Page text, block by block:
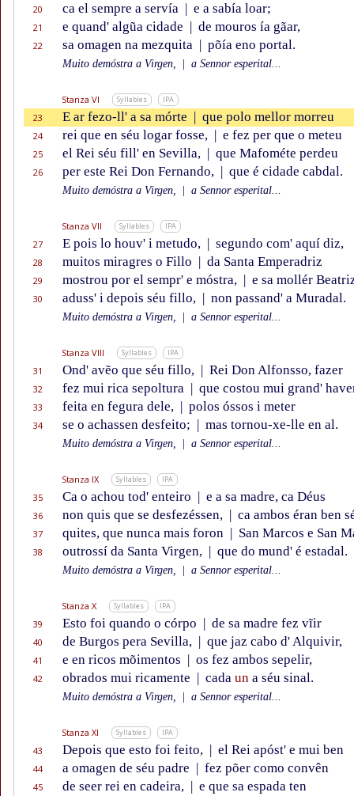
20 ca el sempre a servía | e a sabía loar;
21 e quand' algũa cidade | de mouros ía gãar,
22 sa omagen na mezquita | põía eno portal.
Muito demóstra a Virgen, a Sennor esperital...
Stanza VI Syllables IPA
23 E ar fezo-ll' a sa mórte | que polo mellor morreu
24 rei que en séu logar fosse, | e fez per que o meteu
25 el Rei séu fill' en Sevilla, | que Mafométe perdeu
26 per este Rei Don Fernando, | que é cidade cabdal.
Muito demóstra a Virgen, a Sennor esperital...
Stanza VII Syllables IPA
27 E pois lo houv' i metudo, | segundo com' aquí diz,
28 muitos miragres o Fillo | da Santa Emperadriz
29 mostrou por el sempr' e móstra, | e sa mollér
30 aduss' i depois séu fillo, | non passand' a Muradal.
Muito demóstra a Virgen, a Sennor esperital...
Stanza VIII Syllables IPA
31 Ond' avẽo que séu fillo, | Rei Don Alfonsso, fazer
32 fez mui rica sepoltura | que costou mui grand'
33 feita en fegura dele, | polos óssos i meter
34 se o achassen desfeito; | mas tornou-xe-lle en al.
Muito demóstra a Virgen, a Sennor esperital...
Stanza IX Syllables IPA
35 Ca o achou tod' enteiro | e a sa madre, ca Déus
36 non quis que se desfezéssen, | ca ambos éran ben
37 quites, que nunca mais foron | San Marcos e San
38 outrossí da Santa Virgen, | que do mund' é estadal.
Muito demóstra a Virgen, a Sennor esperital...
Stanza X Syllables IPA
39 Esto foi quando o córpo | de sa madre fez vĩir
40 de Burgos pera Sevilla, | que jaz cabo d' Alquivir,
41 e en ricos mõimentos | os fez ambos sepelir,
42 obrados mui ricamente | cada un a séu sinal.
Muito demóstra a Virgen, a Sennor esperital...
Stanza XI Syllables IPA
43 Depois que esto foi feito, | el Rei apóst' e mui ben
44 a omagen de séu padre | fez põer como convên
45 de seer rei en cadeira, | e que sa espada ten